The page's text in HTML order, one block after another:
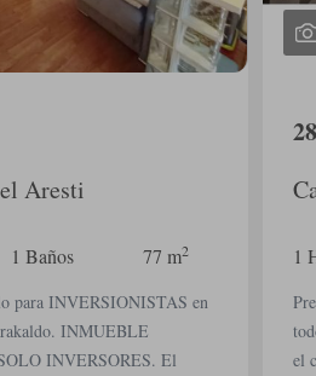
Aresti
1 Baños 77 m2
para INVERSIONISTAS en
INMUEBLE
INVERSORES. El
1
el